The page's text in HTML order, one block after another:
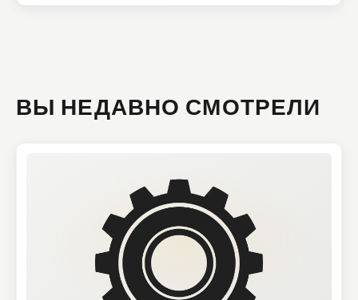
ВЫ НЕДАВНО СМОТРЕЛИ